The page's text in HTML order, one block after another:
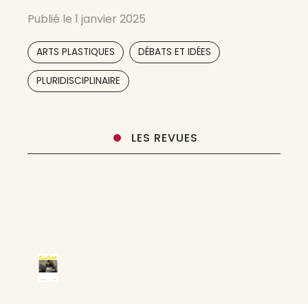
brutaux, froids, ou cyniques, tout en suscitant
dans
Publié le 1 janvier 2025
ARTS PLASTIQUES DÉBATS ET IDÉES
PLURIDISCIPLINAIRE
LES REVUES